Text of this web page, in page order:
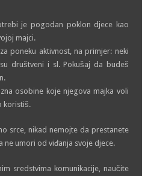
je pogodan poklon djece kao
majci.
poneku aktivnost, na primjer: neki
društveni i sl. Pokušaj da budeš
osobine koje njegova majka voli
koristiš.
srce, nikad nemojte da prestanete
ne umori od viđanja svoje djece.
sredstvima komunikacije, naučite